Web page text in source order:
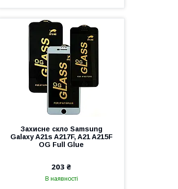
Захисне скло Samsung
Galaxy A21s A217F, A21 A215F
OG Full Glue
203 ₴
В наявності